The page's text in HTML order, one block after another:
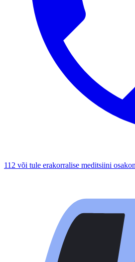
112 või tule erakorralise meditsiini